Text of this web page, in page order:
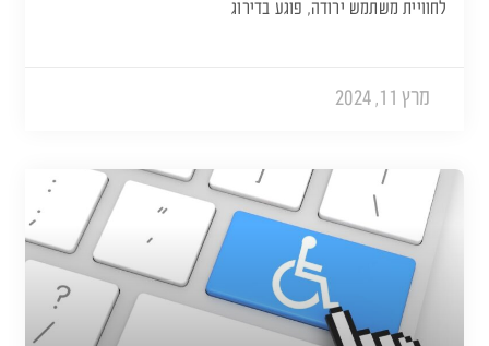
לחוויית משתמש ירודה, פוגע בדירוג
מרץ 11, 2024